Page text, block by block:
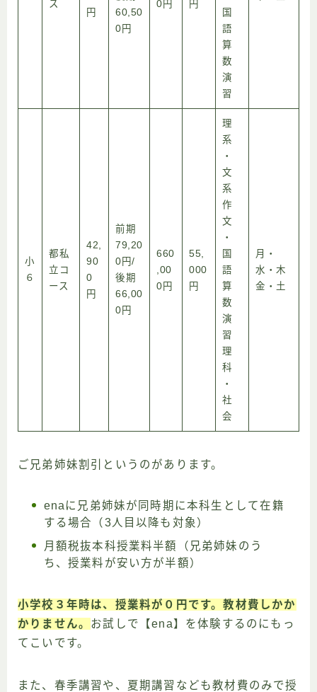
ス
円
60,50
0円
0円
円
国
語
算
数
演
習
小
６
都私
立コ
ース
42,
90
0
円
前期
79,20
0円/
後期
66,00
0円
660
,00
0円
55,
000
円
理
系
・
文
系
作
文
・
国
語
算
数
演
習
理
科
・
社
会
月・
水・木
金・土
ご兄弟姉妹割引というのがあります。
enaに兄弟姉妹が同時期に本科生として在籍
する場合（3人目以降も対象）
月額税抜本科授業料半額（兄弟姉妹のう
ち、授業料が安い方が半額）
小学校３年時は、授業料が０円です。教材費しかか
かりません。 お試しで【ena】を体験するのにもっ
てこいです。
また、春季講習や、夏期講習なども教材費のみで授